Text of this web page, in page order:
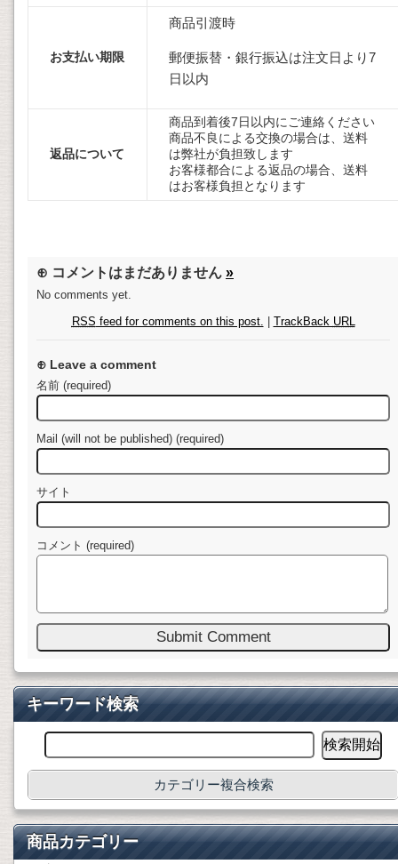
お支払い期限
商品引渡時
郵便振替・銀行振込は注文日より7
日以内
返品について
商品到着後7日以内にご連絡ください
商品不良による交換の場合は、送料
は弊社が負担致します
お客様都合による返品の場合、送料
はお客様負担となります
⊕ コメントはまだありません »
No comments yet.
RSS feed for comments on this post. TrackBack URL
⊕ Leave a comment
名前 (required)
Mail (will not be published) (required)
サイト
コメント (required)
キーワード検索
カテゴリー複合検索
商品カテゴリー